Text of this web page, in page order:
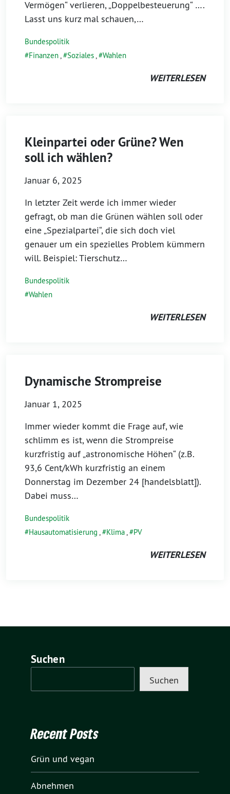
Vermögen“ verlieren, „Doppelbesteuerung“ ….
Lasst uns kurz mal schauen,…
Bundespolitik
Finanzen, Soziales, Wahlen
WEITERLESEN
Kleinpartei oder Grüne? Wen
soll ich wählen?
Januar 6, 2025
In letzter Zeit werde ich immer wieder
gefragt, ob man die Grünen wählen soll oder
eine „Spezialpartei“, die sich doch viel
genauer um ein spezielles Problem kümmern
will. Beispiel: Tierschutz…
Bundespolitik
Wahlen
WEITERLESEN
Dynamische Strompreise
Januar 1, 2025
Immer wieder kommt die Frage auf, wie
schlimm es ist, wenn die Strompreise
kurzfristig auf „astronomische Höhen“ (z.B.
93,6 Cent/kWh kurzfristig an einem
Donnerstag im Dezember 24 [handelsblatt]).
Dabei muss…
Bundespolitik
Hausautomatisierung , Klima, PV
WEITERLESEN
Suchen
Suchen
Recent Posts
Grün und vegan
Abnehmen